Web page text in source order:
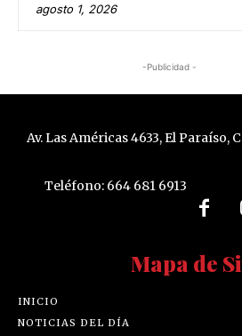
agosto 1, 2026
-Publicidad -
Av. Las Américas 4633, El Paraíso,
Teléfono: 664 681 6913
Mapa de
INICIO
NOTICIAS DEL DÍA